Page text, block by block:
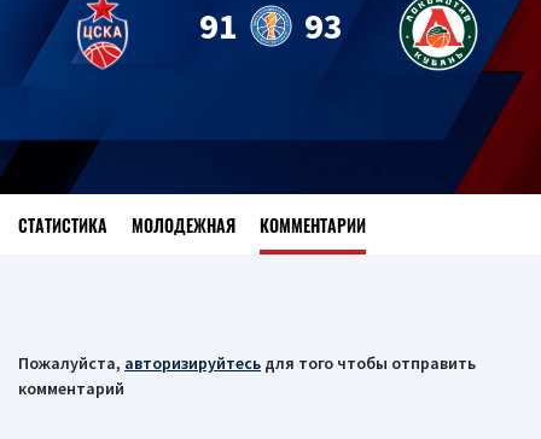
91 93
СТАТИСТИКА МОЛОДЕЖНАЯ КОММЕНТАРИИ
Пожалуйста, авторизируйтесь для того чтобы отправить
комментарий